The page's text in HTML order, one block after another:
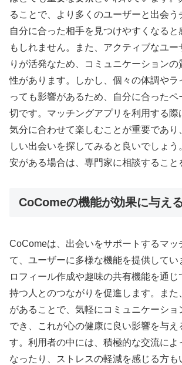
ることで、より多くのユーザーと出会う
自分に合った相手を見つけやすくなる
もしれません。また、アクティブなユー
りが活発なため、コミュニケーション
性があります。しかし、個々の体調やラ
っても影響があるため、自分に合ったペ
切です。マッチングアプリを利用する際
気分に合わせて楽しむことが重要であり
しい出会いを探してみると良いでしょう
安がある場合は、専門家に相談すること
CoComeの機能が効果に与え
CoComeは、出会いをサポートするマッ
て、ユーザーに多様な機能を提供してい
ロフィール作成や趣味の共有機能を通じ
持つ人とのつながりを促進します。また
があることで、気軽にコミュニケーショ
でき、これが心の健康に良い影響を与え
す。利用者の中には、積極的な交流によ
なったり、ストレスの軽減を感じる方も